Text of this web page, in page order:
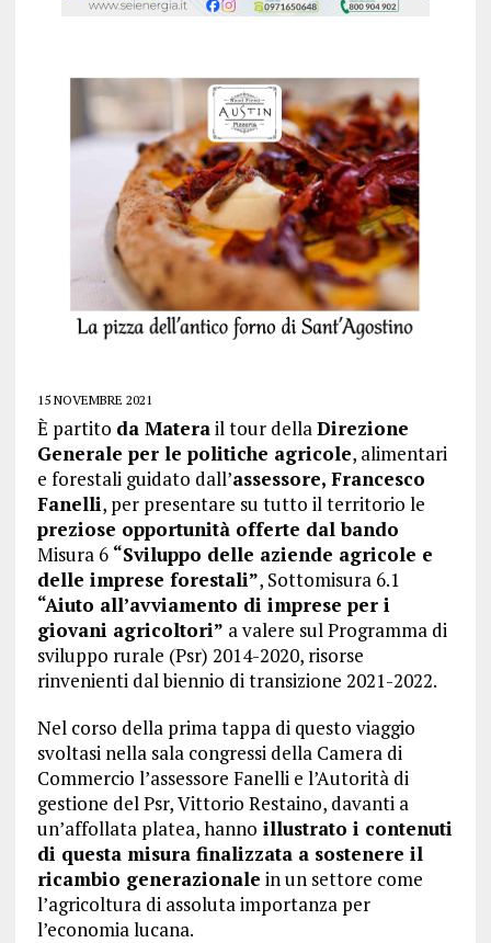
15 NOVEMBRE 2021
È partito da Materail tour dellaDirezione
Generale per le politiche agricole, alimentari
e forestali guidato dall’assessore, Francesco
Fanelli, per presentare su tutto il territorio le
preziose opportunità offerte dal bando
Misura 6 “Sviluppo delle aziende agricole e
delle imprese forestali”, Sottomisura 6.1
“Aiuto all’avviamento di imprese per i
giovani agricoltori” a valere sul Programma di
sviluppo rurale (Psr) 2014-2020, risorse
rinvenienti dal biennio di transizione 2021-2022.
Nel corso della prima tappa di questo viaggio
svoltasi nella sala congressi della Camera di
Commercio l’assessore Fanelli e l’Autorità di
gestione del Psr, Vittorio Restaino, davanti a
un’affollata platea, hanno illustrato i contenuti
di questa misura finalizzata a sostenere il
ricambio generazionale in un settore come
l’agricoltura di assoluta importanza per
l’economia lucana.